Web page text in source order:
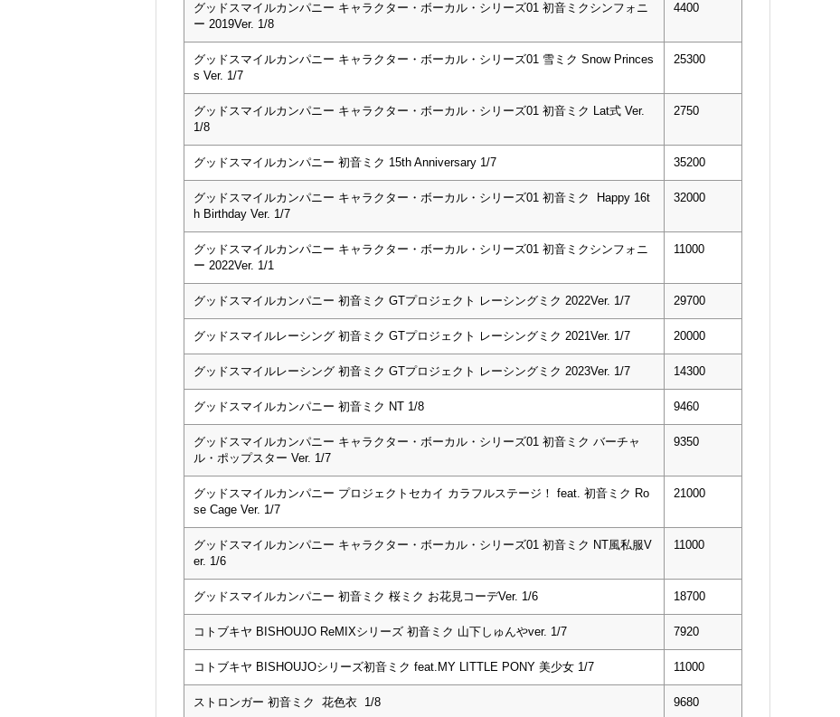
グッドスマイルカンパニー キャラクター・ボーカル・シリーズ01 初音ミクシンフォニ
ー 2019Ver. 1/8
4400
グッドスマイルカンパニー キャラクター・ボーカル・シリーズ01 雪ミク Snow Princes
s Ver. 1/7
25300
グッドスマイルカンパニー キャラクター・ボーカル・シリーズ01 初音ミク Lat式 Ver.
1/8
2750
グッドスマイルカンパニー 初音ミク 15th Anniversary 1/7 35200
グッドスマイルカンパニー キャラクター・ボーカル・シリーズ01 初音ミク Happy 16t
h Birthday Ver. 1/7
32000
グッドスマイルカンパニー キャラクター・ボーカル・シリーズ01 初音ミクシンフォニ
ー 2022Ver. 1/1
11000
グッドスマイルカンパニー 初音ミク GTプロジェクト レーシングミク 2022Ver. 1/7 29700
グッドスマイルレーシング 初音ミク GTプロジェクト レーシングミク 2021Ver. 1/7 20000
グッドスマイルレーシング 初音ミク GTプロジェクト レーシングミク 2023Ver. 1/7 14300
グッドスマイルカンパニー 初音ミク NT 1/8 9460
グッドスマイルカンパニー キャラクター・ボーカル・シリーズ01 初音ミク バーチャ
ル・ポップスター Ver. 1/7
9350
グッドスマイルカンパニー プロジェクトセカイ カラフルステージ！ feat. 初音ミク Ro
se Cage Ver. 1/7
21000
グッドスマイルカンパニー キャラクター・ボーカル・シリーズ01 初音ミク NT風私服V
er. 1/6
11000
グッドスマイルカンパニー 初音ミク 桜ミク お花見コーデVer. 1/6 18700
コトブキヤ BISHOUJO ReMIXシリーズ 初音ミク 山下しゅんやver. 1/7 7920
コトブキヤ BISHOUJOシリーズ初音ミク feat.MY LITTLE PONY 美少女 1/7 11000
ストロンガー 初音ミク 花色衣 1/8 9680